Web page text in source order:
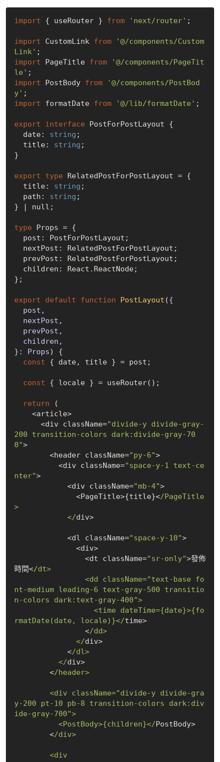
import { useRouter } from 'next/router' ;
import CustomLink from
'@/components/Custom
Link'
import PageTitle from
'@/components/PageTit
le'
import PostBody from
'@/components/PostBod
y'
import formatDate from '@/lib/formatDate' ;
export interface PostForPostLayout {
  date:
string ;
  title:
string ;
}
export type RelatedPostForPostLayout = {
  title:
string ;
  path:
string ;
} | null ;
type Props = {
};
export default function PostLayout ({
}: Props) {
const { date, title } = post;
const { locale } = useRouter();
return (
      <div className=
"divide-y divide-gray-
200 transition-colors dark:divide-gray-70
0">
        <header className=
"py-6">
          <div className=
"space-y-1 text-ce
nter">
            <div className=
"mb-4">
              <PageTitle>{title}<
/PageTitle
>
            </
div>
            <dl className=
"space-y-10">
                <dt className=
"sr-only">發佈
時間</dt>
nt-medium leading-6 text-gray-500 transitio
n-colors dark:text-gray-400">
rmatDate(date, locale)}</time>
                <
/dd>
              </
div>
            <
/dl>
          </
div>
        <
/header>
y-200 pt-10 pb-8 transition-colors dark:div
ide-gray-700">
          <PostBody>{children}</
PostBody>
        <
/div>